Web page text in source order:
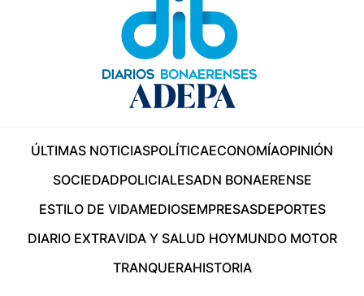
ÚLTIMAS NOTICIASPOLÍTICAECONOMÍAOPINIÓN
SOCIEDADPOLICIALESADN BONAERENSE
ESTILO DE VIDAMEDIOSEMPRESASDEPORTES
DIARIO EXTRAVIDA Y SALUD HOYMUNDO MOTOR
TRANQUERAHISTORIA